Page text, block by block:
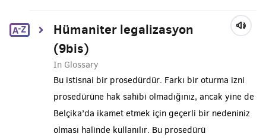
Hümaniter legalizasyon
(9bis)
In Glossary
Bu istisnai bir prosedürdür. Farkı bir oturma izni
prosedürüne hak sahibi olmadığınız, ancak yine de
Belçika’da ikamet etmek için geçerli bir nedeniniz
olması halinde kullanılır. Bu prosedürü